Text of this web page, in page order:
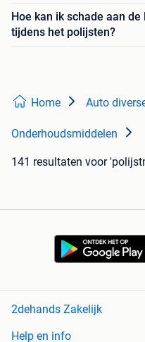
Hoe kan ik schade aan
tijdens het polijsten?
Home Auto
Onderhoudsmiddelen
141 resultaten voor
2dehands Zakelijk
Help en info